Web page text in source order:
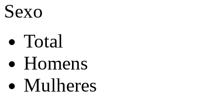
Sexo
Total
Homens
Mulheres